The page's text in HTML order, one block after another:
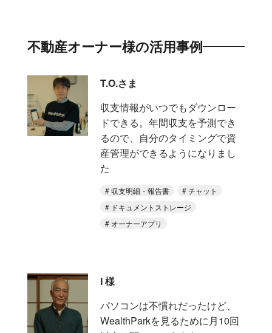
不動産オーナー様の活用事例
T.O.さま
収支情報がいつでもダウンロー
ドできる。年間収支を予測でき
るので、自分のタイミングで資
産管理ができるようになりまし
た
収支明細・報告書
チャット
ドキュメントストレージ
オーナーアプリ
I 様
パソコンは不慣れだったけど、
WealthParkを見るために月10回